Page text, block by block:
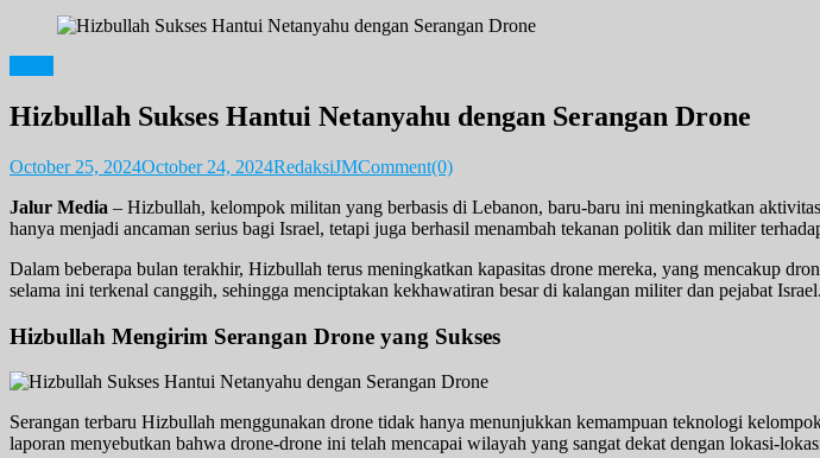
Hizbullah Sukses Hantui Netanyahu dengan Serangan Drone
October 25, 2024October 24, 2024RedaksiJMComment(0)
Jalur Media – Hizbullah, kelompok militan yang berbasis di Lebanon, baru-baru ini meningkatkan
hanya menjadi ancaman serius bagi Israel, tetapi juga berhasil menambah tekanan politik dan militer
Dalam beberapa bulan terakhir, Hizbullah terus meningkatkan kapasitas drone mereka, yang mencakup
selama ini terkenal canggih, sehingga menciptakan kekhawatiran besar di kalangan militer dan pejabat Israel.
Hizbullah Mengirim Serangan Drone yang Sukses
Serangan terbaru Hizbullah menggunakan drone tidak hanya menunjukkan kemampuan teknologi
laporan menyebutkan bahwa drone-drone ini telah mencapai wilayah yang sangat dekat dengan lokasi-